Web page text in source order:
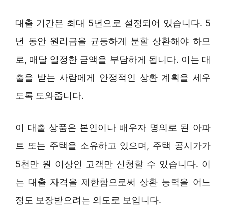
대출 기간은 최대 5년으로 설정되어 있습니다. 5
년 동안 원리금을 균등하게 분할 상환해야 하므
로, 매달 일정한 금액을 부담하게 됩니다. 이는 대
출을 받는 사람에게 안정적인 상환 계획을 세우
도록 도와줍니다.
이 대출 상품은 본인이나 배우자 명의로 된 아파
트 또는 주택을 소유하고 있으며, 주택 공시가가
5천만 원 이상인 고객만 신청할 수 있습니다. 이
는 대출 자격을 제한함으로써 상환 능력을 어느
정도 보장받으려는 의도로 보입니다.